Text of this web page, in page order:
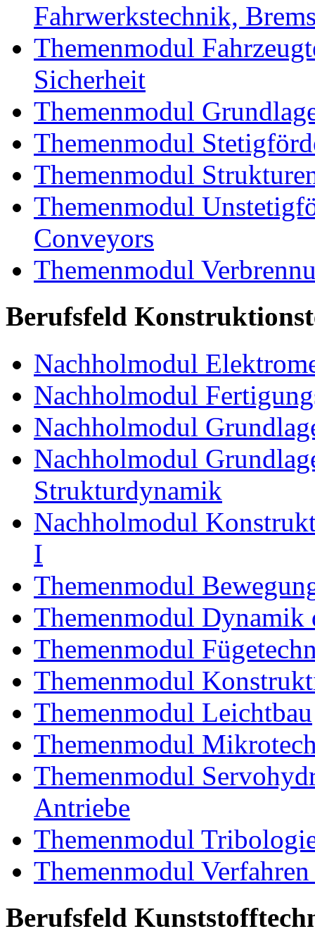
Fahrwerkstechnik,
Themenmodul
Sicherheit
Themenmodul
Themenmodul
Themenmodul
Themenmodul
Conveyors
Themenmodul
Berufsfeld
Nachholmodul
Nachholmodul
Nachholmodul
Nachholmodul
Strukturdynamik
Nachholmodul
I
Themenmodul
Themenmodul Dynamik
Themenmodul
Themenmodul
Themenmodul Leichtbau
Themenmodul
Themenmodul
Antriebe
Themenmodul
Themenmodul
Berufsfeld